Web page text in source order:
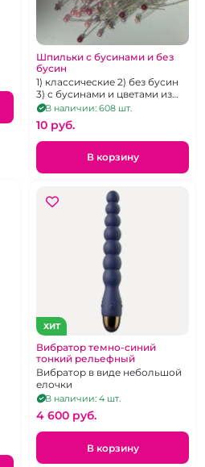
Шпильки с бусинами и без
бусин
1) классические 2) без бусин
3) с бусинами и цветами из
страз. Цвет металла - серебро
В наличии: 608 шт.
10 pуб.
В корзину
ХИТ
Вибратор темно-синий
тонкий рельефный
Вибратор в виде небольшой
елочки
В наличии: 4 шт.
4 600 pуб.
В корзину